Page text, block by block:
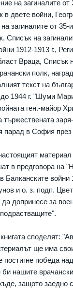
на загиналите от
в двете войни,
загиналите от 35-
Списък на
1912-1913 г.,
Враца, Списък
полк,
текст на
до 1944 г. "Шуми
ген.-майор
тържествената
парад в София през
в предговора на
Балканските войни
и о. з. подп.
допринесе за
споделят:
ще има
постигне победа
нашите
защото заедно